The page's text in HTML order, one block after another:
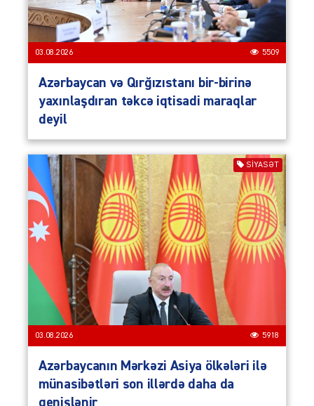
03.08.2026 5509
Azərbaycan və Qırğızıstanı bir-birinə
yaxınlaşdıran təkcə iqtisadi maraqlar
deyil
SIYASƏT
03.08.2026 5918
Azərbaycanın Mərkəzi Asiya ölkələri ilə
münasibətləri son illərdə daha da
genişlənir